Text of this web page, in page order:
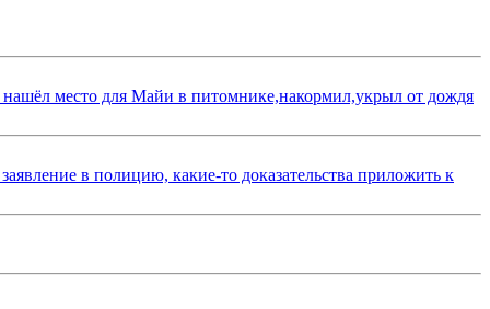
место для Майи в питомнике,накормил,укрыл от дождя
в полицию, какие-то доказательства приложить к